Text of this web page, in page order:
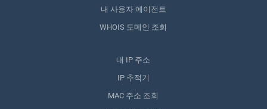
내 사용자 에이전트
WHOIS 도메인 조회
내 IP 주소
IP 추적기
MAC 주소 조회